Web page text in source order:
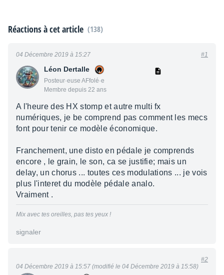
Réactions à cet article (138)
Léon Dertalle
Posteur·euse AFfolé·e
Membre depuis 22 ans
04 Décembre 2019 à 15:27 #1
A l'heure des HX stomp et autre multi fx
numériques, je be comprend pas comment les mecs
font pour tenir ce modèle économique.
Franchement, une disto en pédale je comprends
encore , le grain, le son, ca se justifie; mais un
delay, un chorus ... toutes ces modulations ... je vois
plus l'interet du modèle pédale analo.
Vraiment .
Mix avec tes oreilles, pas tes yeux !
signaler
04 Décembre 2019 à 15:57 (modifié le 04 Décembre 2019 à 15:58)
#2